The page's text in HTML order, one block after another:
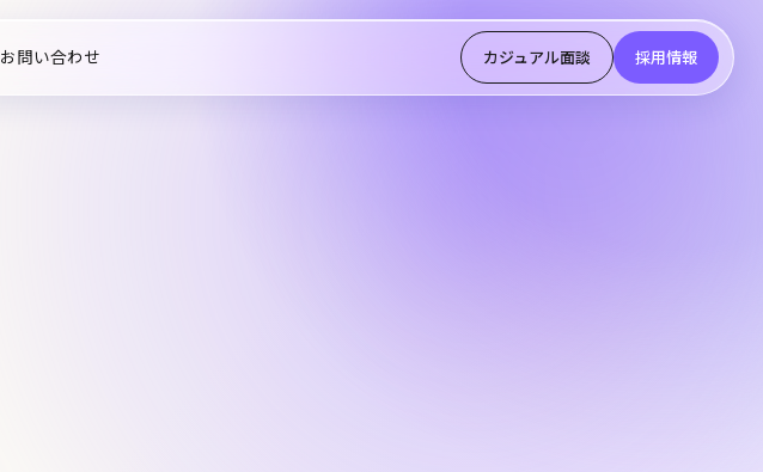
お問い合わせ カジュアル面談 採用情報